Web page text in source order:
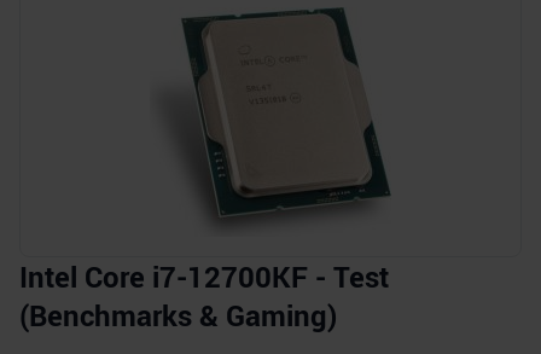
Intel Core i7-12700KF - Test
(Benchmarks & Gaming)